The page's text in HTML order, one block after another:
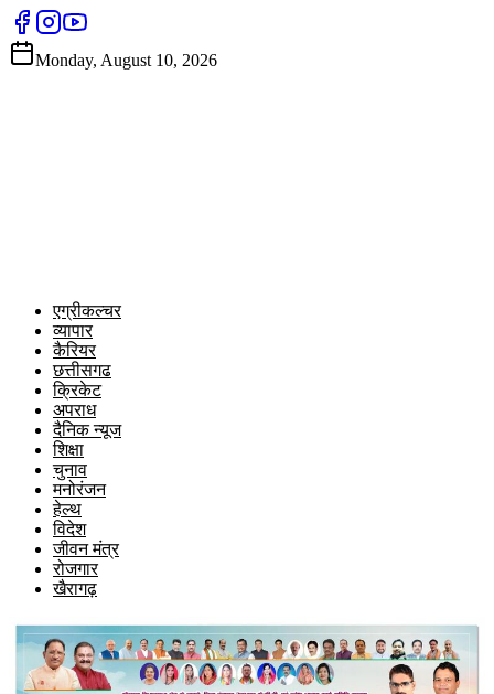
Monday, August 10, 2026
एग्रीकल्चर
व्यापार
कैरियर
छत्तीसगढ
क्रिकेट
अपराध
दैनिक न्यूज
शिक्षा
चुनाव
मनोरंजन
हेल्थ
विदेश
जीवन मंत्र
रोजगार
खैरागढ़